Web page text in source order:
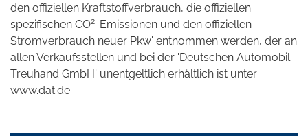
den offiziellen Kraftstoffverbrauch, die offiziellen
spezifischen CO2-Emissionen und den offiziellen
Stromverbrauch neuer Pkw' entnommen werden, der an
allen Verkaufsstellen und bei der 'Deutschen Automobil
Treuhand GmbH' unentgeltlich erhältlich ist unter
www.dat.de.